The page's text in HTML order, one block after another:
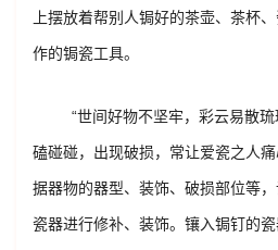
上摆放着帮别人锔好的茶壶、茶杯
作的锔瓷工具。
“世间好物不坚牢，彩云易散
磕碰碰，出现破损，常让爱瓷之人
据器物的器型、装饰、破损部位等
瓷器进行修补、装饰。镶入锔钉的